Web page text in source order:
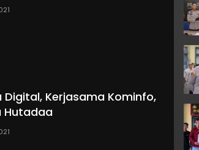
Digital, Kerjasama Kominfo,
Hutadaa